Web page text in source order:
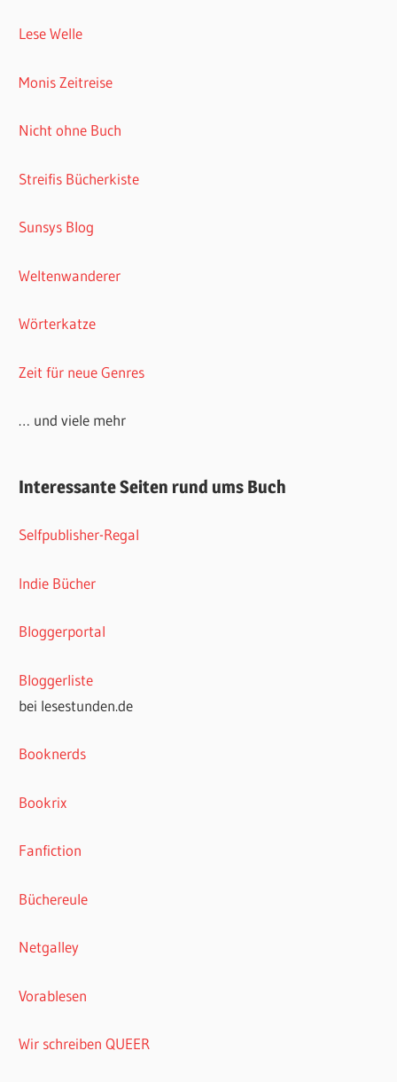
Lese Welle
Monis Zeitreise
Nicht ohne Buch
Streifis Bücherkiste
Sunsys Blog
Weltenwanderer
Wörterkatze
Zeit für neue Genres
… und viele mehr
Interessante Seiten rund ums Buch
Selfpublisher-Regal
Indie Bücher
Bloggerportal
Bloggerliste
bei lesestunden.de
Booknerds
Bookrix
Fanfiction
Büchereule
Netgalley
Vorablesen
Wir schreiben QUEER